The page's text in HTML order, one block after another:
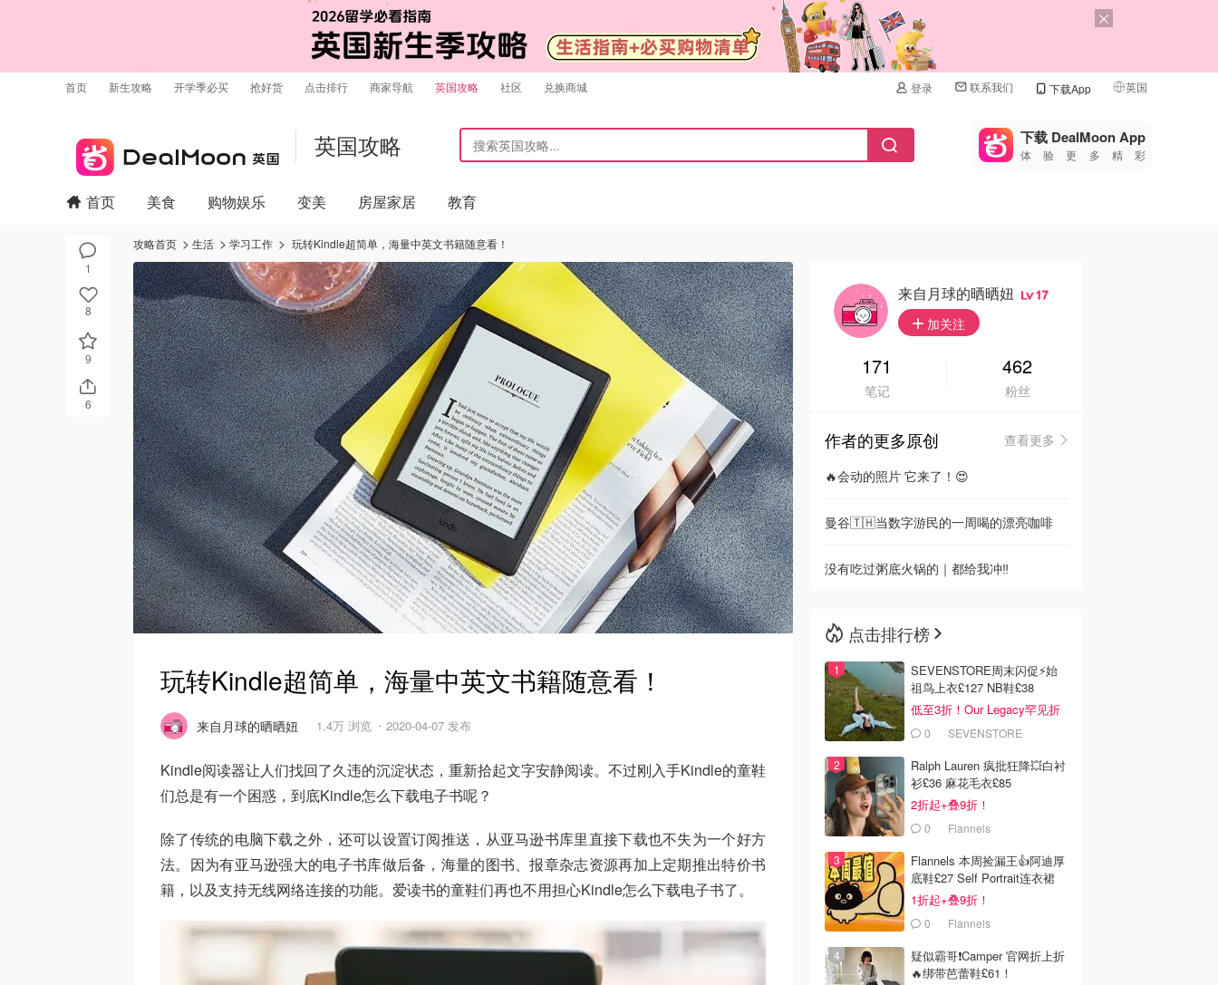
首页 新生攻略 开学季必买 抢好货 点击排行 商家导航 英国攻略 社区 兑换商城 登录 联系我们 下载App 英国
🇺🇸
🇨🇳 中国
🇩🇪
🇮🇹
🇦🇺
🇳🇿新西兰
英国攻略 下载 DealMoon App
体验更多精彩
1
8
9
6
首页 美食 购物娱乐 变美 房屋家居 教育
攻略首页 生活 学习工作 玩转Kindle超简单，海量中英文书籍随意看！
玩转Kindle超简单，海量中英文书籍随意看！
来自月球的晒晒妞 1.4万 浏览 2020-04-07 发布
Kindle阅读器让人们找回了久违的沉淀状态，重新拾起文字安静阅读。不过刚入手Kindle的童鞋
们总是有一个困惑，到底Kindle怎么下载电子书呢？
除了传统的电脑下载之外，还可以设置订阅推送，从亚马逊书库里直接下载也不失为一个好方
法。因为有亚马逊强大的电子书库做后备，海量的图书、报章杂志资源再加上定期推出特价书
籍，以及支持无线网络连接的功能。爱读书的童鞋们再也不用担心Kindle怎么下载电子书了。
来自月球的晒晒妞 17
加关注
171
笔记
462
粉丝
作者的更多原创
查看更多
🔥会动的照片 它来了！😍
曼谷🇹🇭当数字游民的一周喝的漂亮咖啡
没有吃过粥底火锅的｜都给我冲‼️
点击排行榜
SEVENSTORE周末闪促⚡️始
祖鸟上衣£127 NB鞋£38
低至3折！Our Legacy罕见折
0 SEVENSTORE
Ralph Lauren 疯批狂降💥白衬
衫£36 麻花毛衣£85
2折起+叠9折！
0 Flannels
Flannels 本周捡漏王👍阿迪厚
底鞋£27 Self Portrait连衣裙
£63
1折起+叠9折！
0 Flannels
疑似霸哥❗️Camper 官网折上折
🔥绑带芭蕾鞋£61！